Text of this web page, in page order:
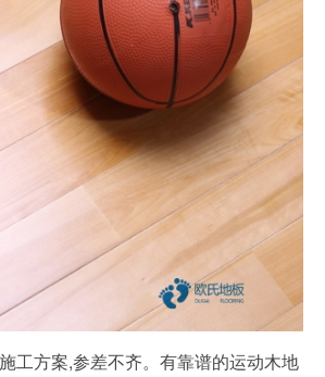
方案,参差不齐。有靠谱的运动木地